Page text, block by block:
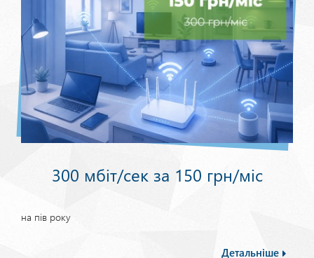
300 мбіт/сек за 150 грн/міс
на пів року
Детальніше